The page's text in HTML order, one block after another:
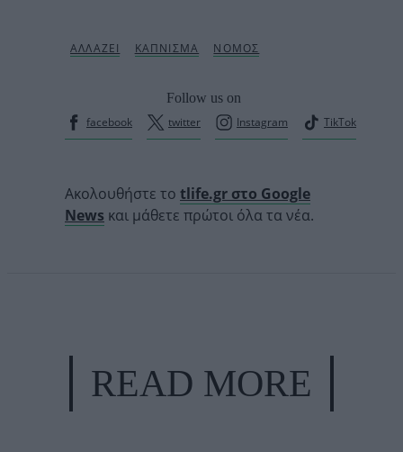
Follow us on
facebook
twitter Instagram TikTok
Ακολουθήστε το tlife.gr στο Google
News και μάθετε πρώτοι όλα τα νέα.
READ MORE